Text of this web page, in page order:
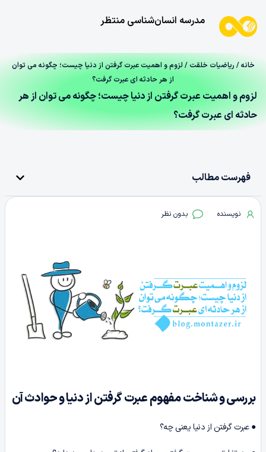
مدرسه انسان‌شناسی منتظر
خانه/ ریاضیات خلقت/ لزوم و اهمیت عبرت گرفتن از دنیا چیست؛ چگونه می توان
از هر حادثه ای عبرت گرفت؟
لزوم و اهمیت عبرت گرفتن از دنیا چیست؛ چگونه می توان از هر
حادثه ای عبرت گرفت؟
فهرست مطالب
نویسنده بدون نظر
بررسی و شناختمفهوم عبرت گرفتن از دنیا و حوادث آن
● عبرت گرفتن از دنیا یعنی چه؟